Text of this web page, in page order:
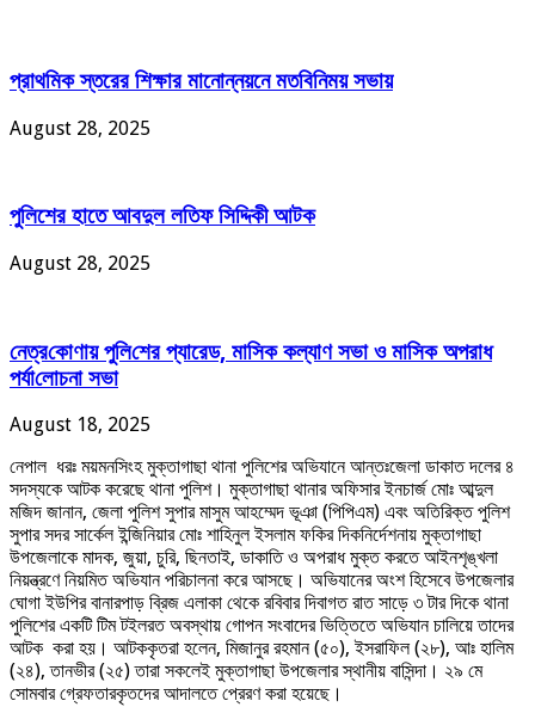
প্রাথমিক স্তরের শিক্ষার মানোন্নয়নে মতবিনিময় সভায়
August 28, 2025
পুলিশের হাতে আবদুল লতিফ সিদ্দিকী আটক
August 28, 2025
নেত্র‌কোণায় পু‌লি‌শের প্যারেড, মাসিক কল্যাণ সভা ও মাসিক অপরাধ
পর্যা‌লোচনা সভা
August 18, 2025
নেপাল ধরঃ ময়মনসিংহ মুক্তাগাছা থানা পুলিশের অভিযানে আন্তঃজেলা ডাকাত দলের ৪
সদস্যকে আটক করেছে থানা পুলিশ। মুক্তাগাছা থানার অফিসার ইনচার্জ মোঃ আব্দুল
মজিদ জানান, জেলা পুলিশ সুপার মাসুম আহম্মেদ ভূঞা (পিপিএম) এবং অতিরিক্ত পুলিশ
সুপার সদর সার্কেল ইন্জিনিয়ার মোঃ শাহিনুল ইসলাম ফকির দিকনির্দেশনায় মুক্তাগাছা
উপজেলাকে মাদক, জুয়া, চুরি, ছিনতাই, ডাকাতি ও অপরাধ মুক্ত করতে আইনশৃঙ্খলা
নিয়ন্ত্রণে নিয়মিত অভিযান পরিচালনা করে আসছে। অভিযানের অংশ হিসেবে উপজেলার
ঘোগা ইউপির বানারপাড় ব্রিজ এলাকা থেকে রবিবার দিবাগত রাত সাড়ে ৩ টার দিকে থানা
পুলিশের একটি টিম টইলরত অবস্থায় গোপন সংবাদের ভিত্তিতে অভিযান চালিয়ে তাদের
আটক করা হয়। আটককৃতরা হলেন, মিজানুর রহমান (৫০), ইসরাফিল (২৮), আঃ হালিম
(২৪), তানভীর (২৫) তারা সকলেই মুক্তাগাছা উপজেলার স্থানীয় বাসিন্দা। ২৯ মে
সোমবার গ্রেফতারকৃতদের আদালতে প্রেরণ করা হয়েছে।